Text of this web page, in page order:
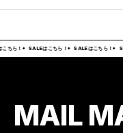
ちら！ SALEはこちら！ SALEはこちら！
MAIL